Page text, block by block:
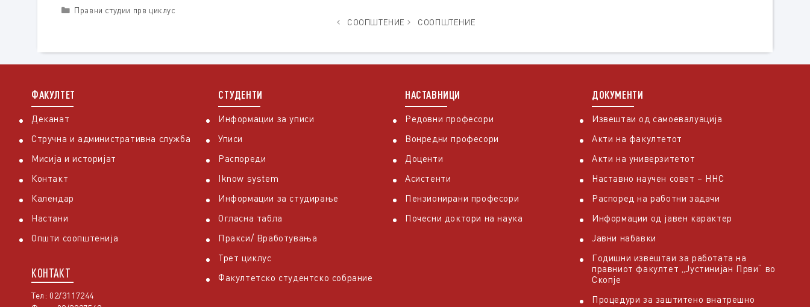
Categories
Правни студии прв циклус
СООПШТЕНИЕ
СООПШТЕНИЕ
ФАКУЛТЕТ
Деканат
Стручна и административна служба
Мисија и историјат
Контакт
Календар
Настани
Општи соопштенија
КОНТАКТ
Тел: 02/3117244
СТУДЕНТИ
Информации за уписи
Уписи
Распореди
Iknow system
Информации за студирање
Огласна табла
Пракси/ Вработувања
Трет циклус
Факултетско студентско собрание
НАСТАВНИЦИ
Редовни професори
Вонредни професори
Доценти
Асистенти
Пензионирани професори
Почесни доктори на наука
ДОКУМЕНТИ
Извештаи од самоевалуација
Акти на факултетот
Акти на универзитетот
Наставно научен совет – ННС
Распоред на работни задачи
Информации од јавен карактер
Јавни набавки
Годишни извештаи за работата на
правниот факултет „Јустинијан Први“ во
Скопје
Процедури за заштитено внатрешно